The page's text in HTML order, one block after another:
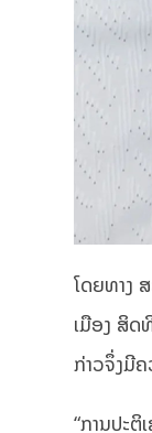
ໂດຍທາງ
ເມືອງ ສິ
ກ່າວຈຶ່ງມີ
“ການປະ